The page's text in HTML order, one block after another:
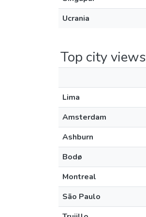
Ucrania
Top city views
Lima
Amsterdam
Ashburn
Bodø
Montreal
São Paulo